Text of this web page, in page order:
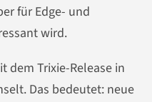
für Edge- und
wird.
dem Trixie-Release in
Das bedeutet: neue